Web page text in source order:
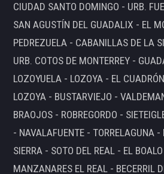
CIUDAD SANTO DOMINGO - URB.
SAN AGUSTÍN DEL GUADALIX - EL
PEDREZUELA - CABANILLAS DE LA
URB. COTOS DE MONTERREY -
LOZOYUELA - LOZOYA - EL
LOZOYA - BUSTARVIEJO -
BRAOJOS - ROBREGORDO -
- NAVALAFUENTE - TORRELAGUNA -
SIERRA - SOTO DEL REAL - EL
MANZANARES EL REAL - BECERRIL